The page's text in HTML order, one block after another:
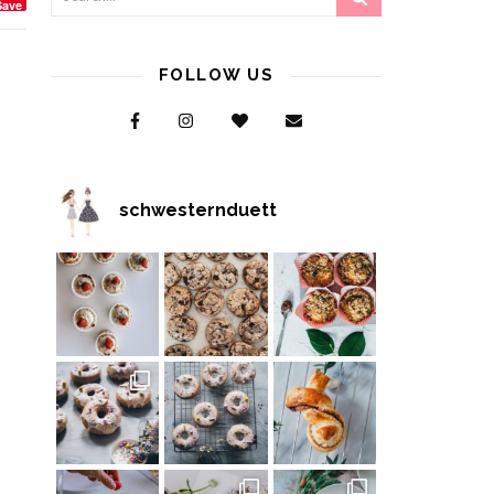
FOLLOW US
schwesternduett